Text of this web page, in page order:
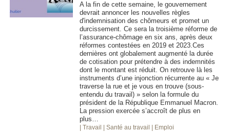
A la fin de cette semaine, le gouvernement
devrait annoncer les nouvelles règles
d'indemnisation des chômeurs et promet un
durcissement. Ce sera la troisième réforme de
l’assurance-chômage en six ans, après deux
réformes contestées en 2019 et 2023.Ces
dernières ont globalement augmenté la durée
de cotisation pour prétendre à des indemnités
dont le montant est réduit. On retrouve là les
instruments d’une injonction récurrente au « Je
traverse la rue et je vous en trouve (sous-
entendu du travail) » selon la formule du
président de la République Emmanuel Macron.
La pression exercée s’accroît de plus en
plus…
| Travail | Santé au travail | Emploi